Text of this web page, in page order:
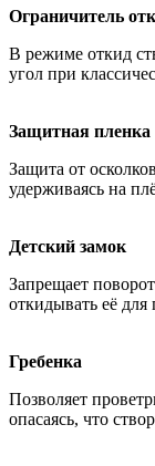
Ограничитель
В режиме откид
угол при
Защитная пленка
Защита от
удерживаясь на
Детский замок
Запрещает
откидывать её для
Гребенка
Позволяет
опасаясь, что